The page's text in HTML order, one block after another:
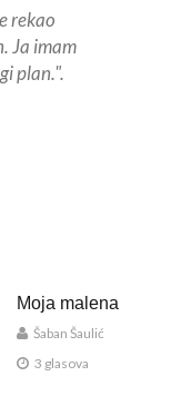
rekao
Ja imam
plan.".
Moja malena
Šaban Šaulić
3 glasova